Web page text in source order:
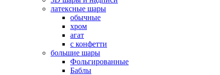
латексные шары
обычные
хром
агат
с конфетти
большие шары
Фольгированные
Баблы